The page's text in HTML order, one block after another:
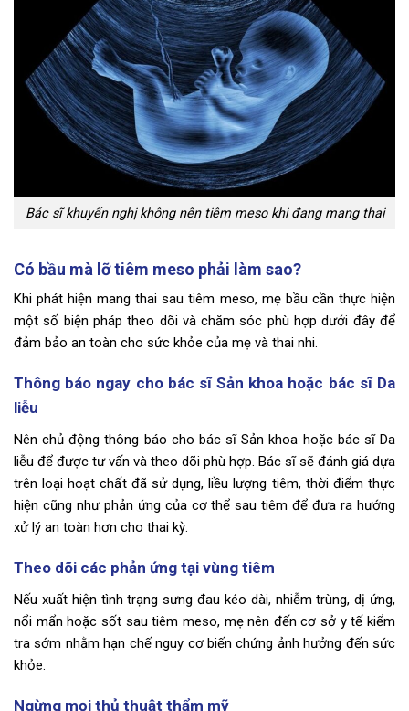
Bác sĩ khuyến nghị không nên tiêm meso khi đang mang thai
Có bầu mà lỡ tiêm meso phải làm sao?
Khi phát hiện mang thai sau tiêm meso, mẹ bầu cần thực hiện
một số biện pháp theo dõi và chăm sóc phù hợp dưới đây để
đảm bảo an toàn cho sức khỏe của mẹ và thai nhi.
Thông báo ngay cho bác sĩ Sản khoa hoặc bác sĩ Da
liễu
Nên chủ động thông báo cho bác sĩ Sản khoa hoặc bác sĩ Da
liễu để được tư vấn và theo dõi phù hợp. Bác sĩ sẽ đánh giá dựa
trên loại hoạt chất đã sử dụng, liều lượng tiêm, thời điểm thực
hiện cũng như phản ứng của cơ thể sau tiêm để đưa ra hướng
xử lý an toàn hơn cho thai kỳ.
Theo dõi các phản ứng tại vùng tiêm
Nếu xuất hiện tình trạng sưng đau kéo dài, nhiễm trùng, dị ứng,
nổi mẩn hoặc sốt sau tiêm meso, mẹ nên đến cơ sở y tế kiểm
tra sớm nhằm hạn chế nguy cơ biến chứng ảnh hưởng đến sức
khỏe.
Ngừng mọi thủ thuật thẩm mỹ